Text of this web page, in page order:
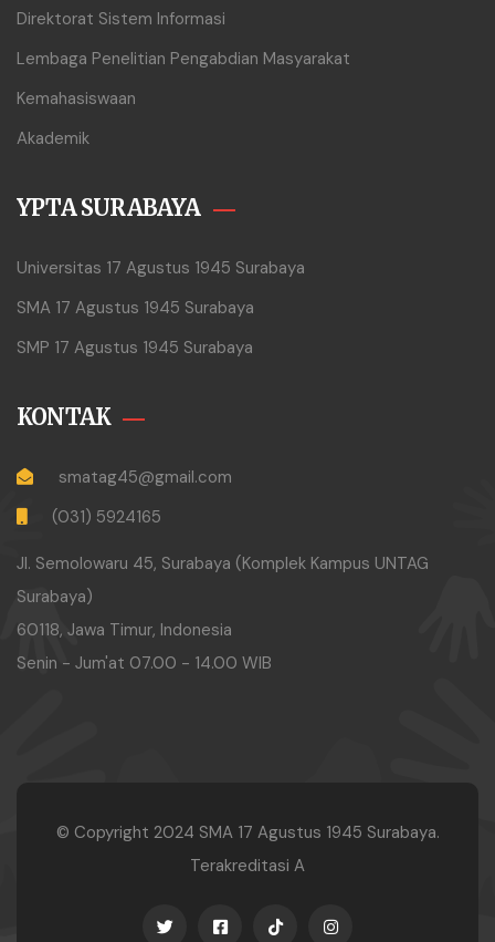
Direktorat Sistem Informasi
Lembaga Penelitian Pengabdian Masyarakat
Kemahasiswaan
Akademik
YPTA SURABAYA
Universitas 17 Agustus 1945 Surabaya
SMA 17 Agustus 1945 Surabaya
SMP 17 Agustus 1945 Surabaya
KONTAK
smatag45@gmail.com
(031) 5924165
Jl. Semolowaru 45, Surabaya (Komplek Kampus UNTAG
Surabaya)
60118, Jawa Timur, Indonesia
Senin - Jum'at 07.00 - 14.00 WIB
© Copyright 2024 SMA 17 Agustus 1945 Surabaya.
Terakreditasi A